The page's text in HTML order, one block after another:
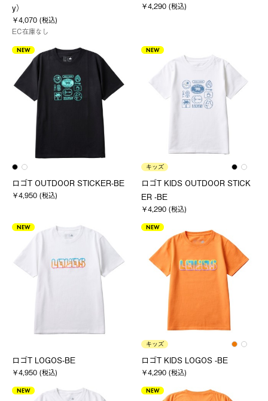
y）
￥4,070 (税込)
EC在庫なし
￥4,290 (税込)
NEW
ロゴT OUTDOOR STICKER-BE
￥4,950 (税込)
NEW
キッズ
ロゴT KIDS OUTDOOR STICK
ER -BE
￥4,290 (税込)
NEW
ロゴT LOGOS-BE
￥4,950 (税込)
NEW
キッズ
ロゴT KIDS LOGOS -BE
￥4,290 (税込)
NEW NEW